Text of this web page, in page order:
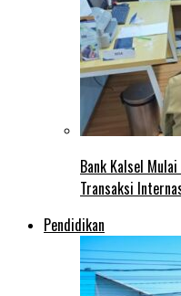
Bank Kalsel
Transaksi
Pendidikan